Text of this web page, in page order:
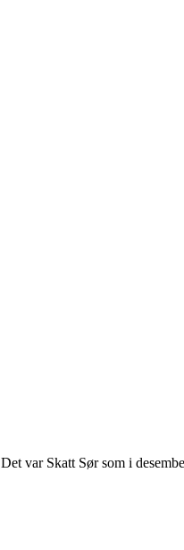
var Skatt Sør som i